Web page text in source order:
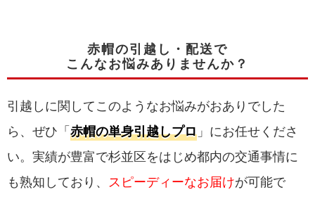
赤帽の引越し・配送で
こんなお悩みありませんか？
引越しに関してこのようなお悩みがおありでした
ら、ぜひ「 赤帽の単身引越しプロ 」にお任せくださ
い。実績が豊富で杉並区をはじめ都内の交通事情に
も熟知しており、
スピーディーなお届けが可能で